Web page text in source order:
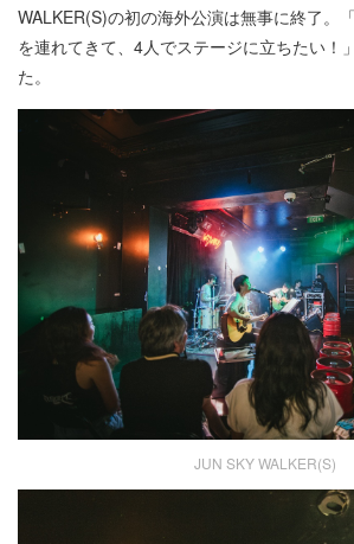
WALKER(S)の初の海外公演は無事に終了。
を連れてきて、4人でステージに立ちたい！
た。
JUN SKY WALKER(S)